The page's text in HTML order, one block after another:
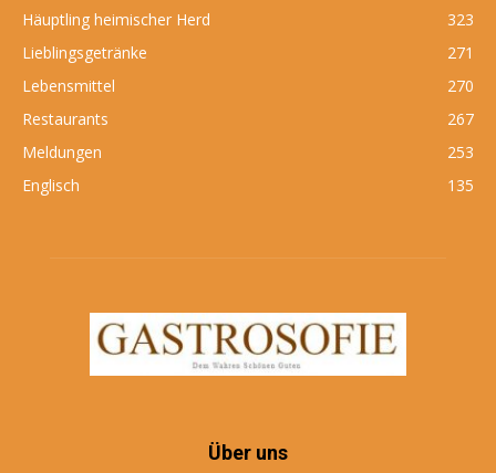
Häuptling heimischer Herd
323
Lieblingsgetränke
271
Lebensmittel
270
Restaurants
267
Meldungen
253
Englisch
135
Über uns